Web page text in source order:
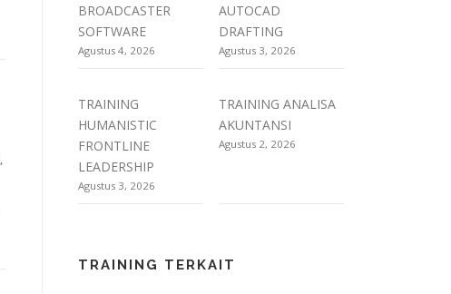
,
BROADCASTER
SOFTWARE
Agustus 4, 2026
AUTOCAD
DRAFTING
Agustus 3, 2026
TRAINING
HUMANISTIC
FRONTLINE
LEADERSHIP
Agustus 3, 2026
TRAINING ANALISA
AKUNTANSI
Agustus 2, 2026
TRAINING TERKAIT